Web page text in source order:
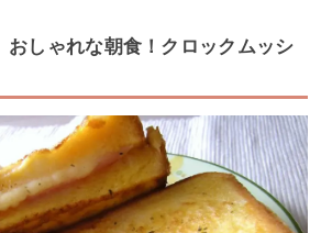
おしゃれな朝食！クロックムッシ